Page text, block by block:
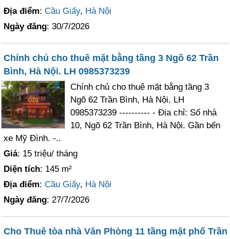
Địa điểm:Cầu Giấy, Hà Nội
Ngày đăng: 30/7/2026
Chính chủ cho thuê mặt bằng tầng 3 Ngõ 62 Trần
Bình, Hà Nội. LH 0985373239
Chính chủ cho thuê mặt bằng tầng 3
Ngõ 62 Trần Bình, Hà Nội. LH
0985373239 ---------- - Địa chỉ: Số nhà
10, Ngõ 62 Trần Bình, Hà Nội. Gần bến
xe Mỹ Đình. -..
Giá: 15 triệu/ tháng
Diện tích: 145 m²
Địa điểm:Cầu Giấy, Hà Nội
Ngày đăng: 27/7/2026
Cho Thuê tòa nhà Văn Phòng 11 tầng mặt phố Trần